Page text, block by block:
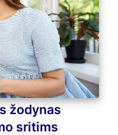
žodynas
sritims